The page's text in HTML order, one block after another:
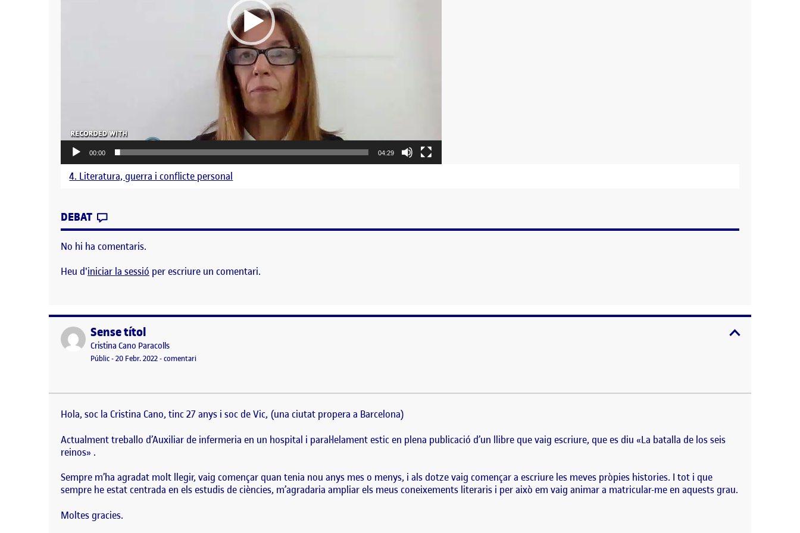
00:00 04:29
4. Literatura, guerra i conflicte personal
DEBAT
No hi ha comentaris.
Heu d'iniciar la sessió per escriure un comentari.
Publicat perSense títol
Publicat per
Cristina Cano Paracolls
Visibilitat:
Públic-Data de publicació
20 Febr. 2022-comentariel Sense títol
Hola, soc la Cristina Cano, tinc 27 anys i soc de Vic, (una ciutat propera a Barcelona) Actualment treballo d’Auxiliar de infermeria en un hospital i paral·lelament estic en plena
Hola, soc la Cristina Cano, tinc 27 anys i soc de Vic, (una ciutat propera a Barcelona)
Actualment treballo d’Auxiliar de infermeria en un hospital i paral·lelament estic en plena publicació d’un llibre que vaig escriure, que es diu «La batalla de los seis
reinos» .
Sempre m’ha agradat molt llegir, vaig començar quan tenia nou anys mes o menys, i als dotze vaig començar a escriure les meves pròpies histories. I tot i que
sempre he estat centrada en els estudis de ciències, m’agradaria ampliar els meus coneixements literaris i per això em vaig animar a matricular-me en aquests grau.
Moltes gracies.